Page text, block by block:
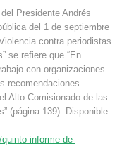
Presidente Andrés
del 1 de septiembre
contra periodistas
se refiere que “En
con organizaciones
recomendaciones
Alto Comisionado de las
(página 139). Disponible
informe-de-